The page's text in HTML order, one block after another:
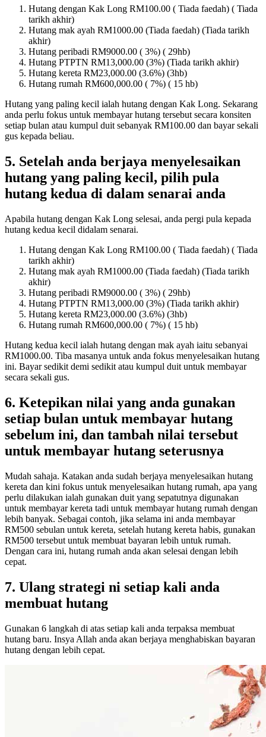
Hutang dengan Kak Long RM100.00 ( Tiada faedah) ( Tiada
tarikh akhir)
Hutang mak ayah RM1000.00 (Tiada faedah) (Tiada tarikh
akhir)
Hutang peribadi RM9000.00 ( 3%) ( 29hb)
Hutang PTPTN RM13,000.00 (3%) (Tiada tarikh akhir)
Hutang kereta RM23,000.00 (3.6%) (3hb)
Hutang rumah RM600,000.00 ( 7%) ( 15 hb)
Hutang yang paling kecil ialah hutang dengan Kak Long. Sekarang
anda perlu fokus untuk membayar hutang tersebut secara konsiten
setiap bulan atau kumpul duit sebanyak RM100.00 dan bayar sekali
gus kepada beliau.
5. Setelah anda berjaya menyelesaikan
hutang yang paling kecil, pilih pula
hutang kedua di dalam senarai anda
Apabila hutang dengan Kak Long selesai, anda pergi pula kepada
hutang kedua kecil didalam senarai.
Hutang dengan Kak Long RM100.00 ( Tiada faedah) ( Tiada
tarikh akhir)
Hutang mak ayah RM1000.00 (Tiada faedah) (Tiada tarikh
akhir)
Hutang peribadi RM9000.00 ( 3%) ( 29hb)
Hutang PTPTN RM13,000.00 (3%) (Tiada tarikh akhir)
Hutang kereta RM23,000.00 (3.6%) (3hb)
Hutang rumah RM600,000.00 ( 7%) ( 15 hb)
Hutang kedua kecil ialah hutang dengan mak ayah iaitu sebanyai
RM1000.00. Tiba masanya untuk anda fokus menyelesaikan hutang
ini. Bayar sedikit demi sedikit atau kumpul duit untuk membayar
secara sekali gus.
6. Ketepikan nilai yang anda gunakan
setiap bulan untuk membayar hutang
sebelum ini, dan tambah nilai tersebut
untuk membayar hutang seterusnya
Mudah sahaja. Katakan anda sudah berjaya menyelesaikan hutang
kereta dan kini fokus untuk menyelesaikan hutang rumah, apa yang
perlu dilakukan ialah gunakan duit yang sepatutnya digunakan
untuk membayar kereta tadi untuk membayar hutang rumah dengan
lebih banyak. Sebagai contoh, jika selama ini anda membayar
RM500 sebulan untuk kereta, setelah hutang kereta habis, gunakan
RM500 tersebut untuk membuat bayaran lebih untuk rumah.
Dengan cara ini, hutang rumah anda akan selesai dengan lebih
cepat.
7. Ulang strategi ni setiap kali anda
membuat hutang
Gunakan 6 langkah di atas setiap kali anda terpaksa membuat
hutang baru. Insya Allah anda akan berjaya menghabiskan bayaran
hutang dengan lebih cepat.